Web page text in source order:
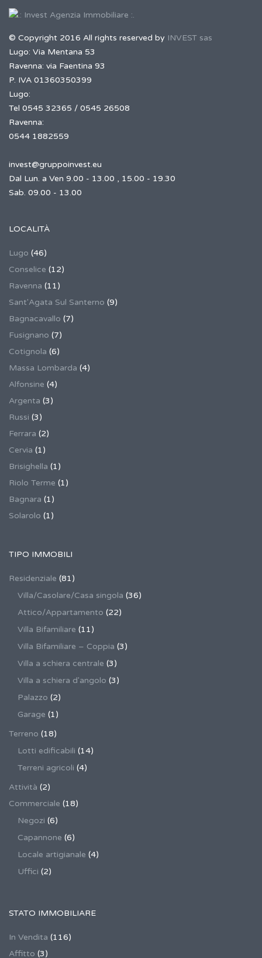
© Copyright 2016 All rights reserved by INVEST sas
Lugo: Via Mentana 53
Ravenna: via Faentina 93
P. IVA 01360350399
Lugo:
Tel 0545 32365 / 0545 26508
Ravenna:
0544 1882559
invest@gruppoinvest.eu
Dal Lun. a Ven 9.00 - 13.00 , 15.00 - 19.30
Sab. 09.00 - 13.00
LOCALITÀ
Lugo (46)
Conselice (12)
Ravenna (11)
Sant'Agata Sul Santerno (9)
Bagnacavallo (7)
Fusignano (7)
Cotignola (6)
Massa Lombarda (4)
Alfonsine (4)
Argenta (3)
Russi (3)
Ferrara (2)
Cervia (1)
Brisighella (1)
Riolo Terme (1)
Bagnara (1)
Solarolo (1)
TIPO IMMOBILI
Residenziale (81)
Villa/Casolare/Casa singola (36)
Attico/Appartamento (22)
Villa Bifamiliare (11)
Villa Bifamiliare – Coppia (3)
Villa a schiera centrale (3)
Villa a schiera d'angolo (3)
Palazzo (2)
Garage (1)
Terreno (18)
Lotti edificabili (14)
Terreni agricoli (4)
Attività (2)
Commerciale (18)
Negozi (6)
Capannone (6)
Locale artigianale (4)
Uffici (2)
STATO IMMOBILIARE
In Vendita (116)
Affitto (3)